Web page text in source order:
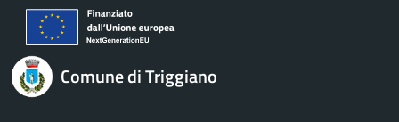
Comune di Triggiano